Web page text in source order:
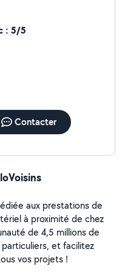
: 5/5
Contacter
aux prestations de
à proximité de chez
de 4,5 millions de
et facilitez
vos projets !